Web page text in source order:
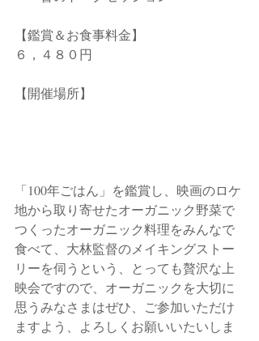
【鑑賞＆お食事料金】
６，４８０円
【開催場所】
「100年ごはん」を鑑賞し、映画のロケ
地から取り寄せたオーガニック野菜で
つくったオーガニック料理をみんなで
食べて、大林監督のメイキングストー
リーを伺うという、とっても贅沢な上
映会ですので、オーガニックを大切に
思うみなさまはぜひ、ご参加いただけ
ますよう、よろしくお願いいたいしま